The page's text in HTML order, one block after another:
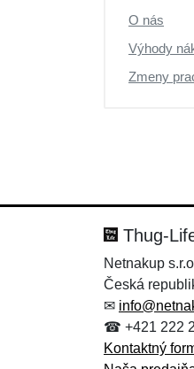
O nás
Výhody
Zmeny
Thug-
Netnakup
Česká
✉
☎ +421 222
Kontaktný